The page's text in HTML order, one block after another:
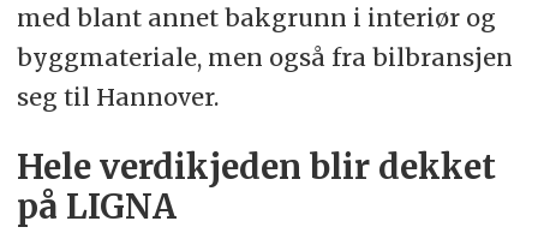
med blant annet bakgrunn i interiør og
byggmateriale, men også fra bilbransjen
seg til Hannover.
Hele verdikjeden blir dekket
på LIGNA